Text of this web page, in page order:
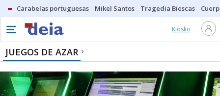
Carabelas portuguesas Mikel Santos Tragedia Biescas
Kiosko
JUEGOS DE AZAR